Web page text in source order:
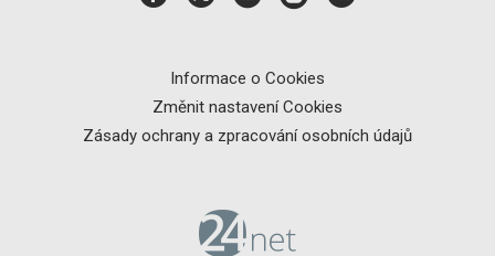
Informace o Cookies
Změnit nastavení Cookies
Zásady ochrany a zpracování osobních údajů